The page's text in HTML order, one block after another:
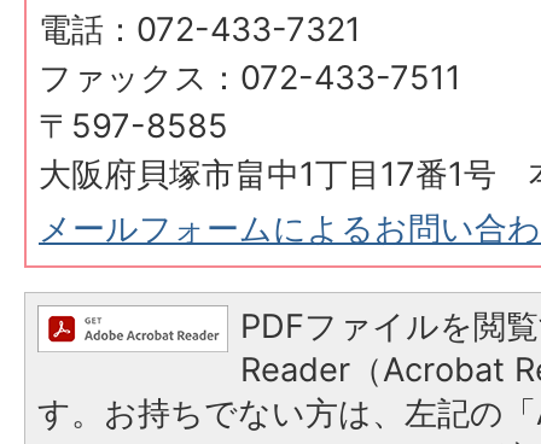
電話：072-433-7321
ファックス：072-433-7511
〒597-8585
大阪府貝塚市畠中1丁目17番1号
メールフォームによるお問い合
PDFファイルを閲
Reader（Acrobat
す。お持ちでない方は、左記の